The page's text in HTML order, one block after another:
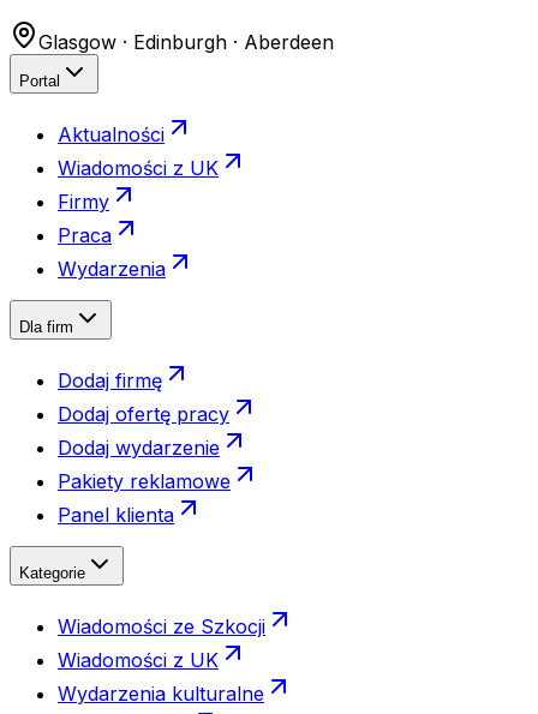
Glasgow · Edinburgh · Aberdeen
Portal
Aktualności
Wiadomości z UK
Firmy
Praca
Wydarzenia
Dla firm
Dodaj firmę
Dodaj ofertę pracy
Dodaj wydarzenie
Pakiety reklamowe
Panel klienta
Kategorie
Wiadomości ze Szkocji
Wiadomości z UK
Wydarzenia kulturalne